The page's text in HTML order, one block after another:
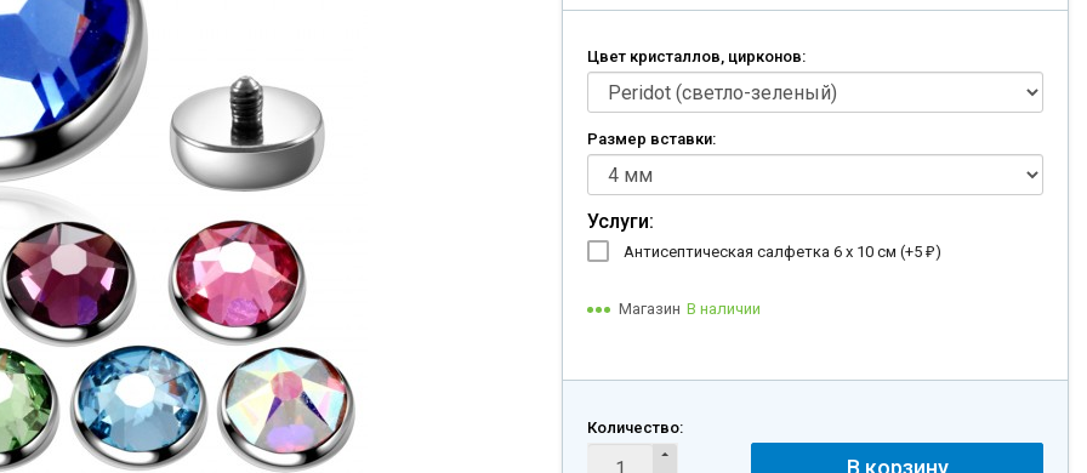
Цвет кристаллов, цирконов:
Размер вставки:
Услуги:
Антисептическая салфетка 6 х 10 см (+5 ₽)
Магазин В наличии
Количество:
В корзину